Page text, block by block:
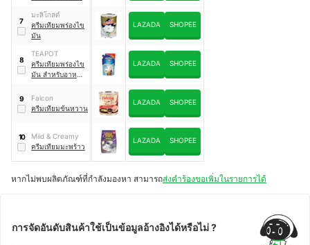
7
มะลิโกลด์
ครีมเทียมพร่องไข
มัน
LAZADA SHOPEE
8
TEAPOT
ครีมเทียมพร่องไข
มัน สำหรับอาหาร
LAZADA SHOPEE
9
Falcon
ครีมเทียมข้นหวาน
LAZADA SHOPEE
10
Mild & Creamy
ครีมเทียมมะพร้าว
LAZADA SHOPEE
หากไม่พบผลิตภัณฑ์ที่กำลังมองหา สามารถส่งคำร้องขอเพิ่มในรายการได้
การจัดอันดับสินค้าใช้เป็นข้อมูลอ้างอิงได้หรือไม่ ?